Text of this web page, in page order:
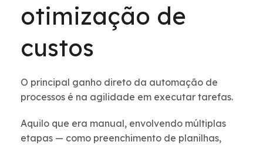
otimização de
custos
O principal ganho direto da automação de
processos é na agilidade em executar tarefas.
Aquilo que era manual, envolvendo múltiplas
etapas — como preenchimento de planilhas,